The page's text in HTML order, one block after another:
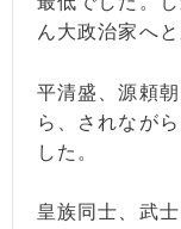
ん大政治家へと
平清盛、源頼
ら、されなが
した。
皇族同士、武